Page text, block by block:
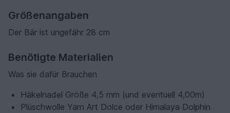
Größenangaben
Der Bär ist ungefähr 28 cm
Benötigte Materialien
Was sie dafür Brauchen
Häkelnadel Größe 4,5 mm (und eventuell 4,00m)
Plüschwolle Yarn Art Dolce oder Himalaya Dolphin